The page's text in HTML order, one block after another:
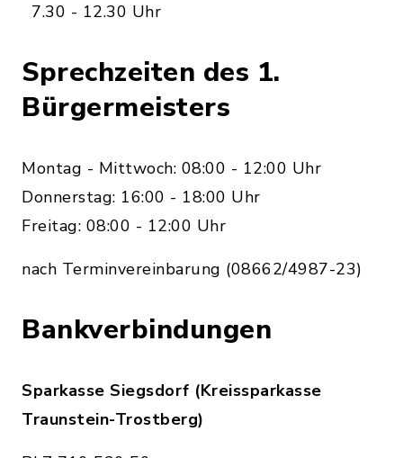
7.30 - 12.30 Uhr
Sprechzeiten des 1.
Bürgermeisters
Montag - Mittwoch: 08:00 - 12:00 Uhr
Donnerstag: 16:00 - 18:00 Uhr
Freitag: 08:00 - 12:00 Uhr
nach Terminvereinbarung (08662/4987-23)
Bankverbindungen
Sparkasse Siegsdorf (Kreissparkasse
Traunstein-Trostberg)